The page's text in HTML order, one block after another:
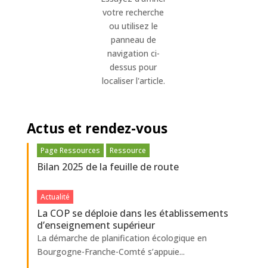
votre recherche
ou utilisez le
panneau de
navigation ci-
dessus pour
localiser l'article.
Actus et rendez-vous
Page Ressources Ressource
Bilan 2025 de la feuille de route
Actualité
La COP se déploie dans les établissements
d’enseignement supérieur
La démarche de planification écologique en
Bourgogne-Franche-Comté s’appuie...